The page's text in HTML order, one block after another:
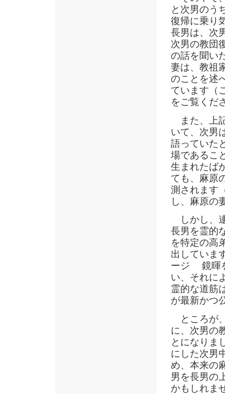
と次男のう
復帰に乗り
長男は、次
次男の教団
の話を聞い
妻は、教祖
のことを述
ています（
をご覧くだ
また、上
いて、次男
語っていた
場であるこ
生まれたば
ても、麻原
測されます
し、麻原の
しかし、
長男を霊的
を特定の高
出していま
ージ 鏡暉
い、それに
霊的な道筋
が最新かつ
ところが
に、次男の
とになりま
にした次男
め、本来の
男を長男の
かもしれま